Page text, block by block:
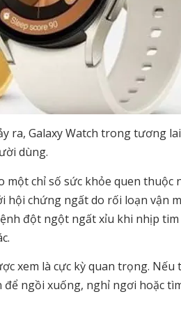
ra, Galaxy Watch trong tương
dùng.
chỉ số sức khỏe quen thuộc
chứng ngất do rối loạn vận
đột ngột ngất xỉu khi nhịp
xem là cực kỳ quan trọng.
ngồi xuống, nghỉ ngơi hoặc